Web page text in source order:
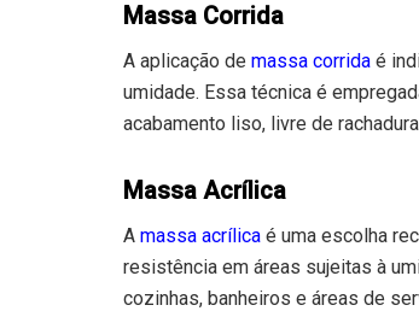
Massa Corrida
A aplicação de massa corrida é
umidade. Essa técnica é
acabamento liso, livre de
Massa Acrílica
A massa acrílica é uma escolha
resistência em áreas sujeitas à
cozinhas, banheiros e áreas de